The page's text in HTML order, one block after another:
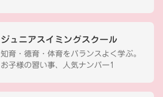
ジュニアスイミングスクール
知育・徳育・体育をバランスよく学ぶ。
お子様の習い事、人気ナンバー1